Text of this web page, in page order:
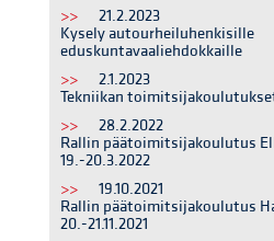
>>
21.2.2023
Kysely autourheiluhenkisille
eduskuntavaaliehdokkaille
>>
2.1.2023
Tekniikan
>>
28.2.2022
Rallin päätoimitsijakoulutus
19.-20.3.2022
>>
19.10.2021
Rallin päätoimitsijakoulutus
20.-21.11.2021